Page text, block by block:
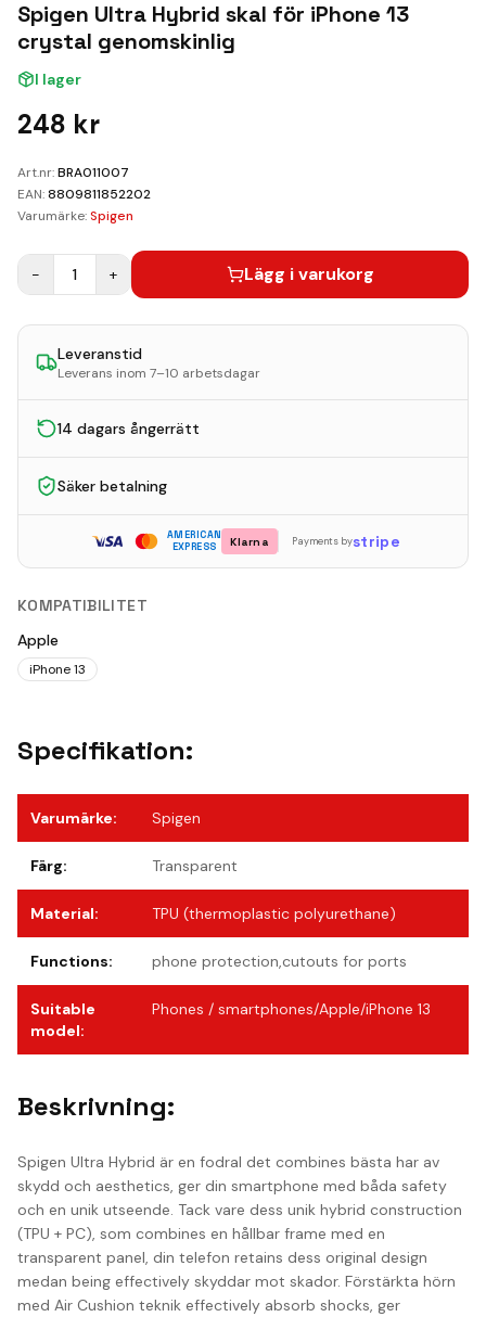
Kundvagn
Boka Reparation
Spigen Ultra Hybrid skal för iPhone 13
crystal genomskinlig
I lager
248 kr
Art.nr:BRA011007
EAN:8809811852202
Varumärke:Spigen
− 1 + Lägg i varukorg
Leveranstid
Leverans inom 7–10 arbetsdagar
14 dagars ångerrätt
Säker betalning
AMERICAN
EXPRESS
Klarna Payments bystripe
KOMPATIBILITET
Apple
iPhone 13
Specifikation:
Varumärke: Spigen
Färg: Transparent
Material: TPU (thermoplastic polyurethane)
Functions: phone protection,cutouts for ports
Suitable
model:
Phones / smartphones/Apple/iPhone 13
Beskrivning:
Spigen Ultra Hybrid är en fodral det combines bästa har av
skydd och aesthetics, ger din smartphone med båda safety
och en unik utseende. Tack vare dess unik hybrid construction
(TPU + PC), som combines en hållbar frame med en
transparent panel, din telefon retains dess original design
medan being effectively skyddar mot skador. Förstärkta hörn
med Air Cushion teknik effectively absorb shocks, ger